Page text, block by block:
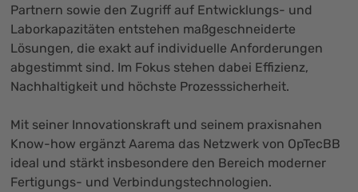
Partnern sowie den Zugriff auf Entwicklungs- und
Laborkapazitäten entstehen maßgeschneiderte
Lösungen, die exakt auf individuelle Anforderungen
abgestimmt sind. Im Fokus stehen dabei Effizienz,
Nachhaltigkeit und höchste Prozesssicherheit.
Mit seiner Innovationskraft und seinem praxisnahen
Know-how ergänzt Aarema das Netzwerk von OpTecBB
ideal und stärkt insbesondere den Bereich moderner
Fertigungs- und Verbindungstechnologien.